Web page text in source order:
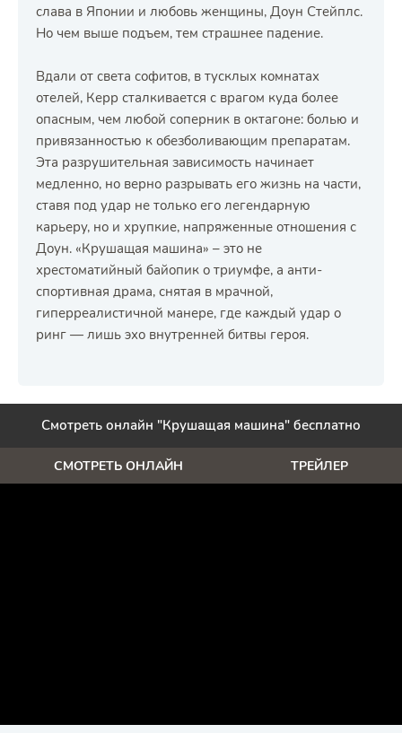
слава в Японии и любовь женщины, Доун Стейплс.
Но чем выше подъем, тем страшнее падение.
Вдали от света софитов, в тусклых комнатах
отелей, Керр сталкивается с врагом куда более
опасным, чем любой соперник в октагоне: болью и
привязанностью к обезболивающим препаратам.
Эта разрушительная зависимость начинает
медленно, но верно разрывать его жизнь на части,
ставя под удар не только его легендарную
карьеру, но и хрупкие, напряженные отношения с
Доун. «Крушащая машина» – это не
хрестоматийный байопик о триумфе, а анти-
спортивная драма, снятая в мрачной,
гиперреалистичной манере, где каждый удар о
ринг — лишь эхо внутренней битвы героя.
Смотреть онлайн "Крушащая машина" бесплатно
СМОТРЕТЬ ОНЛАЙН ТРЕЙЛЕР